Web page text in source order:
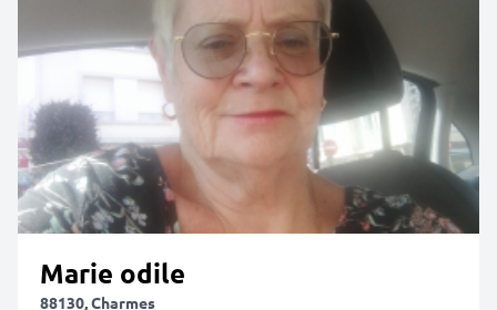
Marie odile
88130, Charmes